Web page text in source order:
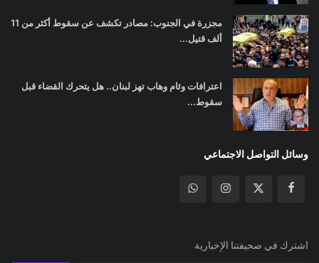
مجزرة في الجنوب: مصادر تكشف عن سقوط أكثر من 11
ألف قتيل...
اعترافات وئام وهاب تهز لبنان.. هل يتحرك القضاء قبل
سقوط...
وسائل التواصل الاجتماعي
اشترك في صحيفتنا الإخبارية